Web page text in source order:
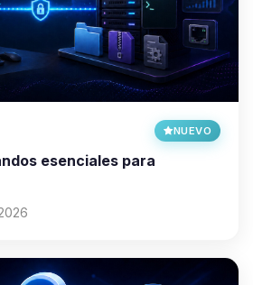
NUEVO
esenciales para